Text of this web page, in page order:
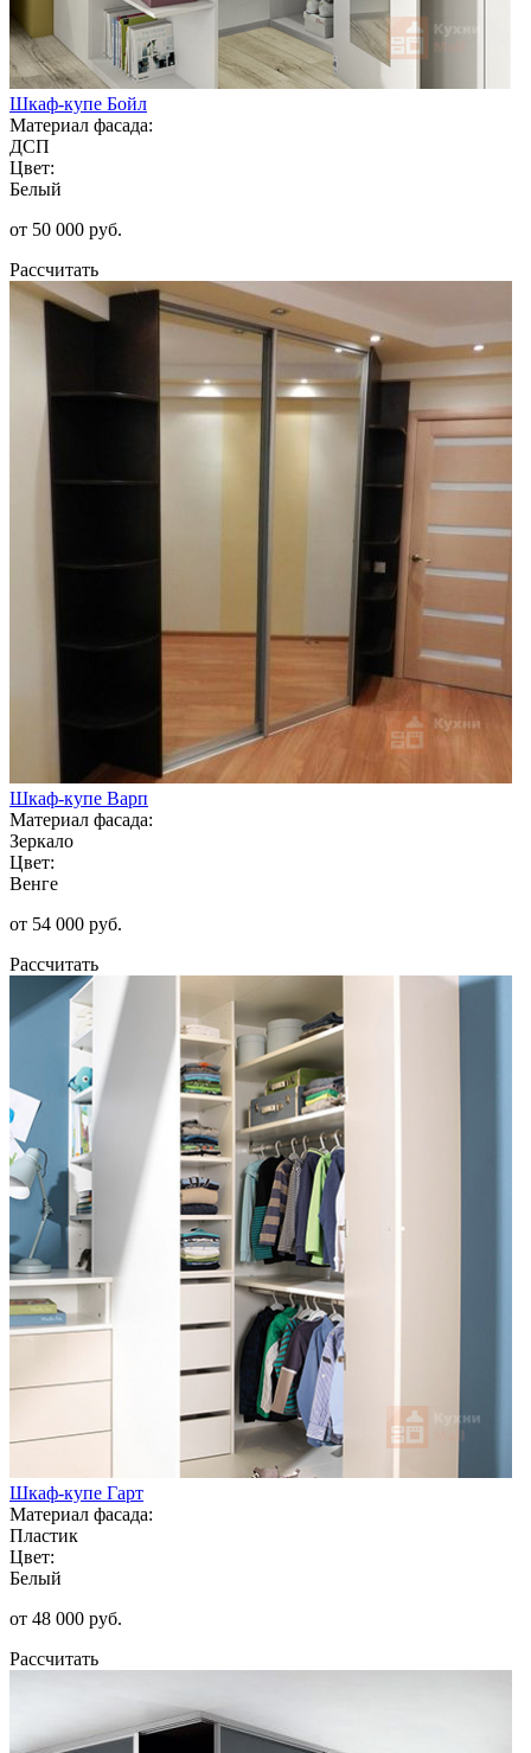
Шкаф-купе Бойл
Материал фасада:
ДСП
Цвет:
Белый
от 50 000 руб.
Рассчитать
Шкаф-купе Варп
Материал фасада:
Зеркало
Цвет:
Венге
от 54 000 руб.
Рассчитать
Шкаф-купе Гарт
Материал фасада:
Пластик
Цвет:
Белый
от 48 000 руб.
Рассчитать